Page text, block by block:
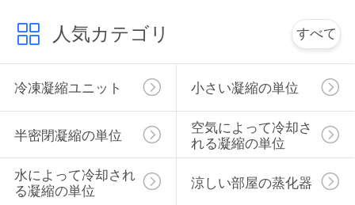
人気カテゴリ すべて
冷凍凝縮ユニット 小さい凝縮の単位
半密閉凝縮の単位
空気によって冷却さ
れる凝縮の単位
水によって冷却され
る凝縮の単位
涼しい部屋の蒸化器